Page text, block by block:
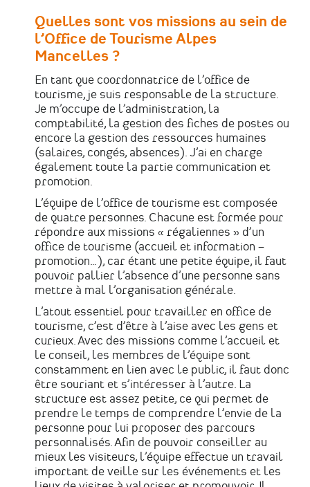
Quelles sont vos missions au sein de
l’Office de Tourisme Alpes
Mancelles ?
En tant que coordonnatrice de l’office de
tourisme, je suis responsable de la structure.
Je m’occupe de l’administration, la
comptabilité, la gestion des fiches de postes ou
encore la gestion des ressources humaines
(salaires, congés, absences). J’ai en charge
également toute la partie communication et
promotion.
L’équipe de l’office de tourisme est composée
de quatre personnes. Chacune est formée pour
répondre aux missions « régaliennes » d’un
office de tourisme (accueil et information –
promotion…), car étant une petite équipe, il faut
pouvoir pallier l’absence d’une personne sans
mettre à mal l’organisation générale.
L’atout essentiel pour travailler en office de
tourisme, c’est d’être à l’aise avec les gens et
curieux. Avec des missions comme l’accueil et
le conseil, les membres de l’équipe sont
constamment en lien avec le public, il faut donc
être souriant et s’intéresser à l’autre. La
structure est assez petite, ce qui permet de
prendre le temps de comprendre l’envie de la
personne pour lui proposer des parcours
personnalisés. Afin de pouvoir conseiller au
mieux les visiteurs, l’équipe effectue un travail
important de veille sur les événements et les